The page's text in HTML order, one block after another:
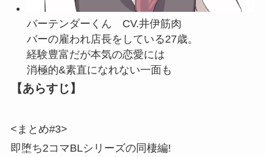
バーテンダーくん CV.井伊筋肉
バーの雇われ店長をしている27歳。
経験豊富だが本気の恋愛には
消極的&素直になれない一面も
【あらすじ】
<まとめ#3>
即堕ち2コマBLシリーズの同棲編!